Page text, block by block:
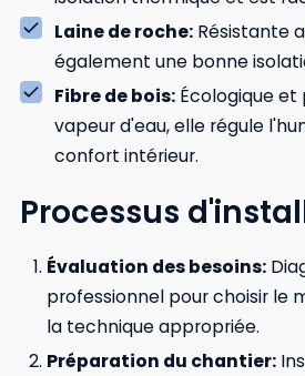
Laine de roche: Résistante
également une bonne
Fibre de bois: Écologique
vapeur d'eau, elle régule
confort intérieur.
Processus
Évaluation des besoins:
professionnel pour choisir le
la technique appropriée.
Préparation du chantier: